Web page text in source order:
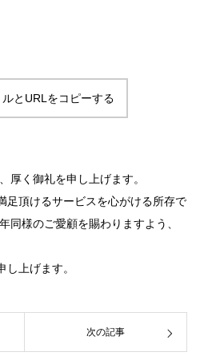
とURLをコピーする
厚く御礼を申し上げます。
足頂けるサービスを心がける所存で
同様のご愛顧を賜わりますよう、
上げます。
次の記事